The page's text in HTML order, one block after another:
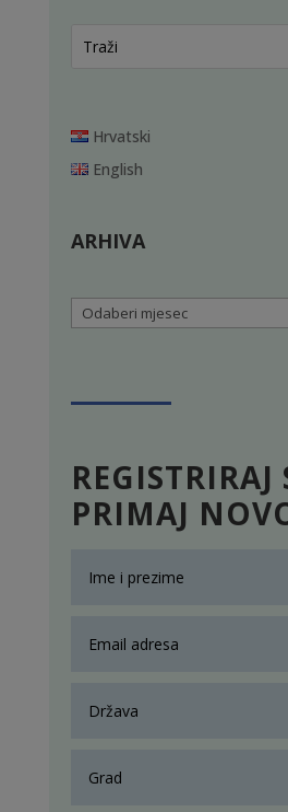
Hrvatski
English
ARHIVA
Arhiva
REGISTRIRAJ
PRIMAJ